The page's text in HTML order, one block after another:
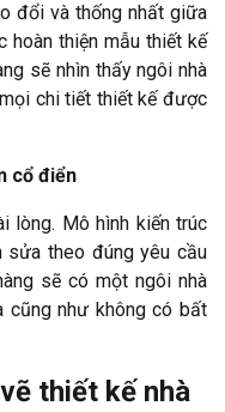
đổi và thống nhất giữa
hoàn thiện mẫu thiết kế
sẽ nhìn thấy ngôi nhà
chi tiết thiết kế được
cổ điển
lòng. Mô hình kiến trúc
theo đúng yêu cầu
sẽ có một ngôi nhà
như không có bất
thiết kế nhà